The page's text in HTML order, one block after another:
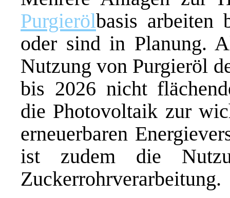
Purgierölbasis arbeiten
oder sind in Planung.
Nutzung von Purgieröl
bis 2026 nicht
die Photovoltaik zur
erneuerbaren
ist zudem die
Zuckerrohrverarbeitung.